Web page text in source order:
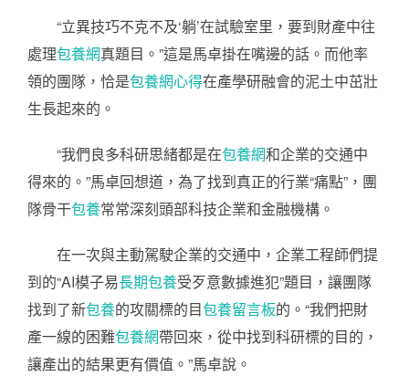
“立異技巧不克不及‘躺’在試驗室里，要到財產中往
處理包養網真題目。”這是馬卓掛在嘴邊的話。而他率
領的團隊，恰是包養網心得在產學研融會的泥土中茁壯
生長起來的。
“我們良多科研思緒都是在包養網和企業的交通中
得來的。”馬卓回想道，為了找到真正的行業“痛點”，團
隊骨干包養常常深刻頭部科技企業和金融機構。
在一次與主動駕駛企業的交通中，企業工程師們提
到的“AI模子易長期包養受歹意數據進犯”題目，讓團隊
找到了新包養的攻關標的目包養留言板的。“我們把財
產一線的困難包養網帶回來，從中找到科研標的目的，
讓產出的結果更有價值。”馬卓說。